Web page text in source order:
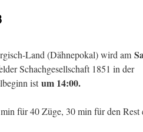
Land (Dähnepokal) wird am
Schachgesellschaft 1851 in der
istum 14:00.
für 40 Züge, 30 min für den Rest